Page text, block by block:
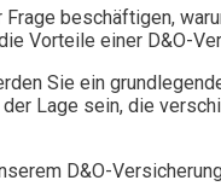
beschäftigen,
Vorteile einer D&O-
Sie ein
Lage sein, die
D&O-